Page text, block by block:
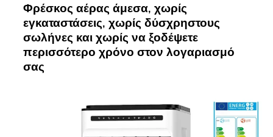
Φρέσκος αέρας άμεσα, χωρίς
εγκαταστάσεις, χωρίς δύσχρηστους
σωλήνες και χωρίς να ξοδέψετε
περισσότερο χρόνο στον λογαριασμό
σας